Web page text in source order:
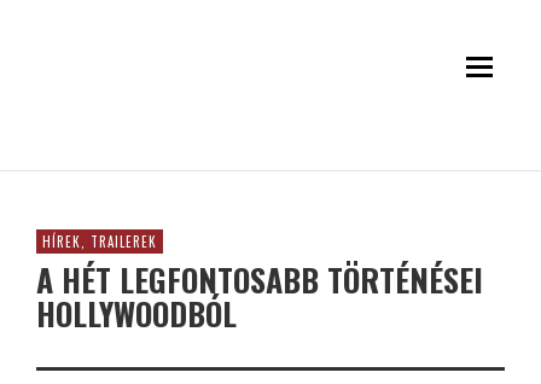
HÍREK, TRAILEREK
A HÉT LEGFONTOSABB TÖRTÉNÉSEI
HOLLYWOODBÓL